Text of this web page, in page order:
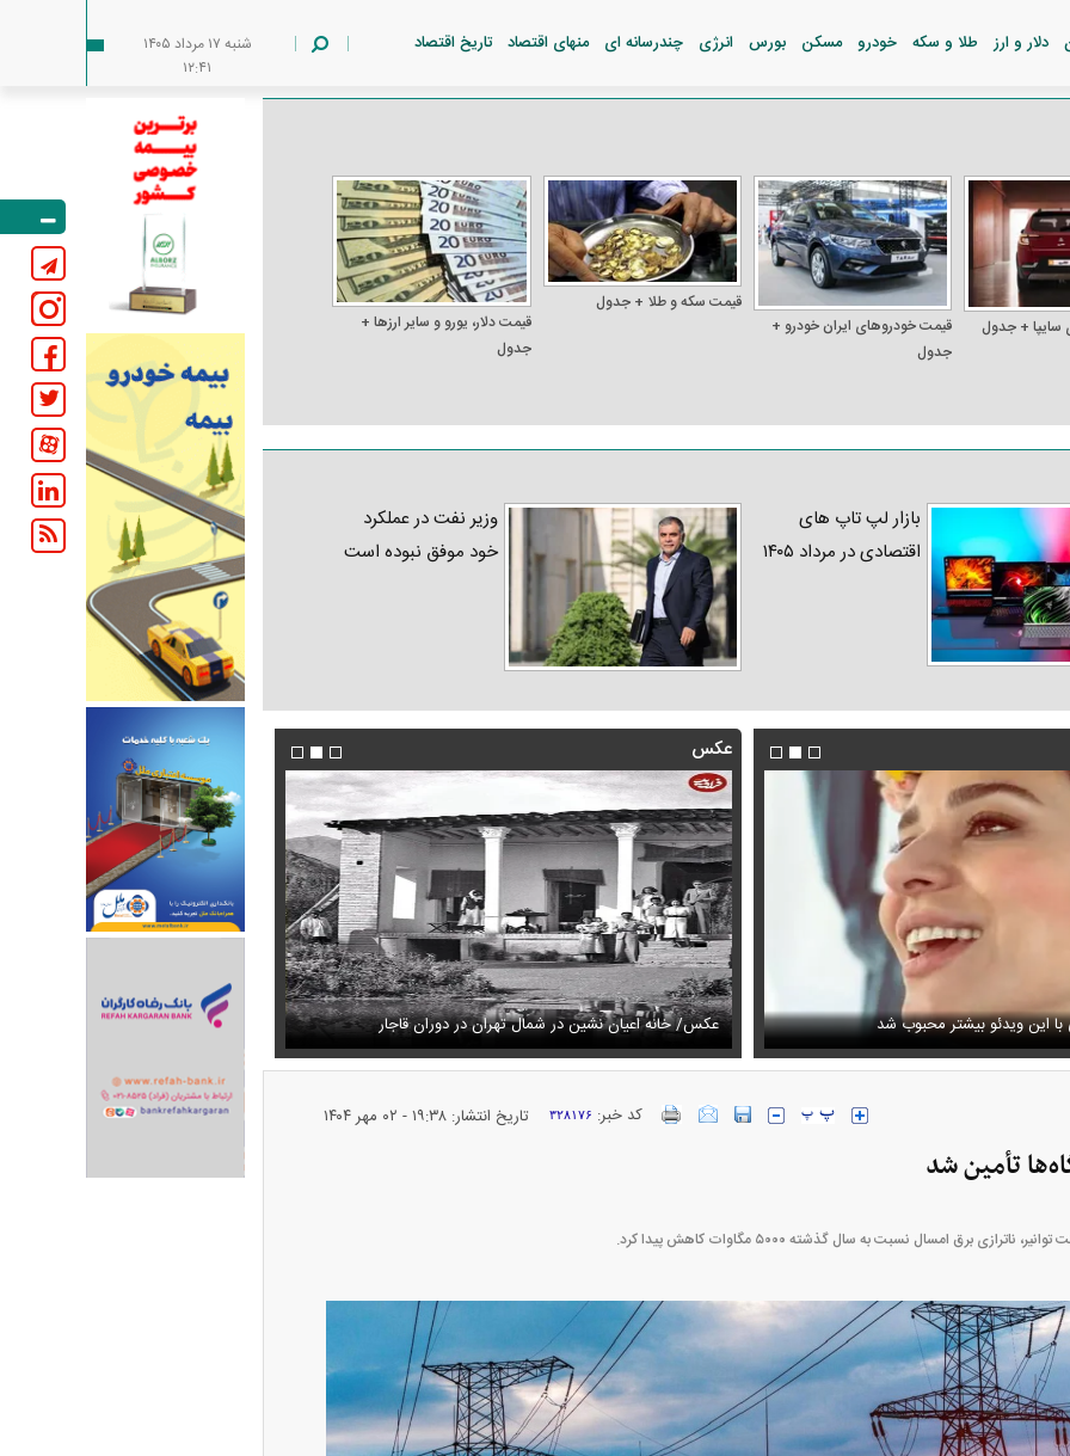
دلار و ارز طلا و سکه خودرو مسکن بورس انرژی چندرسانه ای منهای اقتصاد تاریخ اقتصاد
شنبه ۱۷ مرداد ۱۴۰۵
۱۲:۴۱
+ جدول
قیمت خودرو‌های ایران خودرو +
جدول
قیمت سکه و طلا + جدول
قیمت دلار، یورو و سایر ارز‌ها +
جدول
بازار لپ‌ تاپ‌ های
اقتصادی در مرداد ۱۴۰۵
وزیر نفت در عملکرد
خود موفق نبوده است
این ویدئو بیشتر محبوب شد فیلم/واکنش نعیمه نظام‌دوست از بغل کردن دختری با استایل پسرانه شادمهر عقیلی بعد از ۲۸ سال «گل یاس» را دوباره خواند + ویدئو
عکس
گوگوش در دو سالگی همراه با مادرش عکس/ خانه اعیان نشین در شمال تهران در دوران قاجار قیمت طلای ۱۸ عیار از ۱۹ میلیون گذشت
کد خبر: ۳۲۸۱۷۶ تاریخ انتشار: ۱۹:۳۸ - ۰۲ مهر ۱۴۰۴
تأمین شد
ناترازی برق امسال نسبت به سال گذشته ۵۰۰۰ مگاوات کاهش پیدا کرد.
+ جدول قیمت خودرو‌های ایران خودرو + جدول قیمت خودرو‌های ایران خودرو + جدول
مسکن؛ فنر
شده
کارنامه مردود محسن پاک‌ نژاد؛ از افت شدید
درآمد ارزی تا بازی با عزل و نصب‌ها
پیش‌بینی بورس امروز دوشنبه ۱۲ مرداد ماه
۱۴۰۵